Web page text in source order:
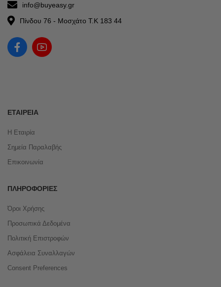
info@buyeasy.gr
Πίνδου 76 - Μοσχάτο Τ.Κ 183 44
ΕΤΑΙΡΕΊΑ
Η Εταιρία
Σημεία Παραλαβής
Επικοινωνία
ΠΛΗΡΟΦΟΡΊΕΣ
Όροι Χρήσης
Προσωπικά Δεδομένα
Πολιτική Επιστροφών
Ασφάλεια Συναλλαγών
Consent Preferences